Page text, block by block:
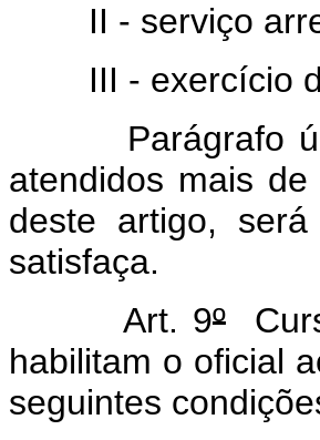
II - serviço
III - exercício
Parágrafo
atendidos mais
deste artigo,
satisfaça.
Art. 9º
habilitam o oficial
seguintes